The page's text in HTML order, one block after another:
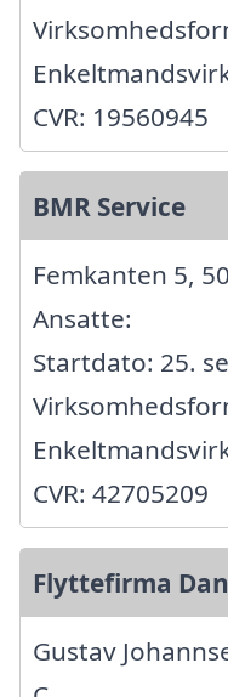
CVR: 19560945
BMR Service
Femkanten 5,
Ansatte:
Startdato: 25.
CVR: 42705209
Flyttefirma
Gustav